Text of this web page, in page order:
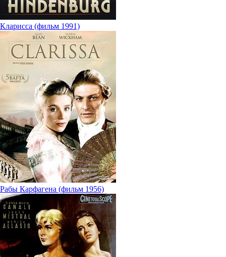
Кларисса (фильм 1991)
Рабы Карфагена (фильм 1956)